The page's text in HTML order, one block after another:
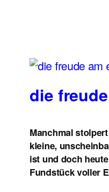
die
Manchmal
kleine,
ist und doch
Fundstück voller